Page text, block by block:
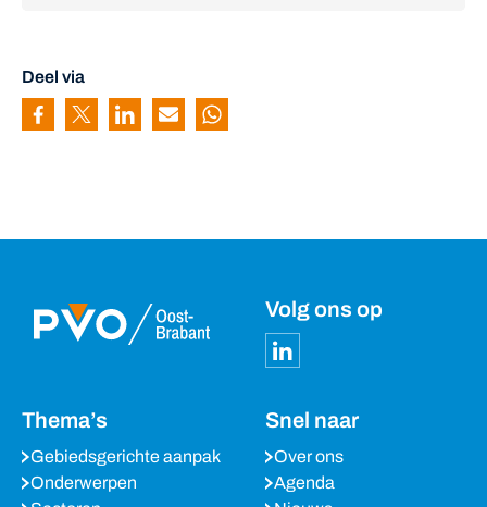
Deel via
Pagina delen via Facebook
Pagina delen via Twitter
Pagina delen via Linkedin
Pagina delen via Mail
Pagina delen via Whatsapp
Volg ons op
Thema’s
Gebiedsgerichte aanpak
Onderwerpen
Snel naar
Over ons
Agenda